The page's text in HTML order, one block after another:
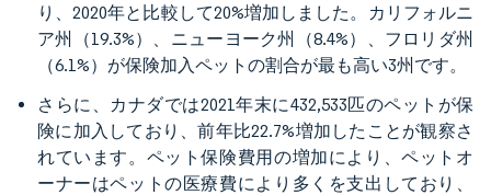
り、2020年と比較して20%増加しました。カリフォルニ
ア州（19.3%）、ニューヨーク州（8.4%）、フロリダ州
（6.1%）が保険加入ペットの割合が最も高い3州です。
さらに、カナダでは2021年末に432,533匹のペットが保
険に加入しており、前年比22.7%増加したことが観察さ
れています。ペット保険費用の増加により、ペットオ
ーナーはペットの医療費により多くを支出しており、